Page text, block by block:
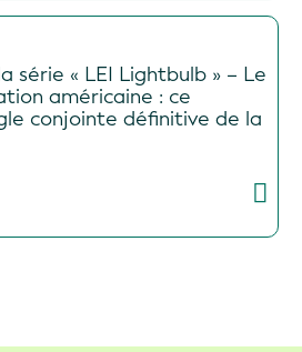
série « LEI Lightbulb » – Le
américaine : ce
conjointe définitive de la